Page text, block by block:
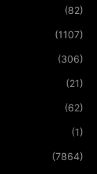
(82)
(1107)
(306)
(21)
(62)
(1)
(7864)